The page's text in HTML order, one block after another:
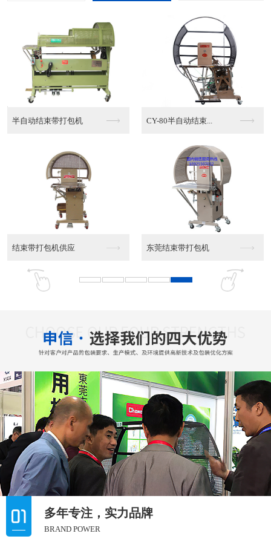
半自动结束带打包机 CY-80半自动结束...
结束带打包机供应 东莞结束带打包机
多年专注，实力品牌
BRAND POWER